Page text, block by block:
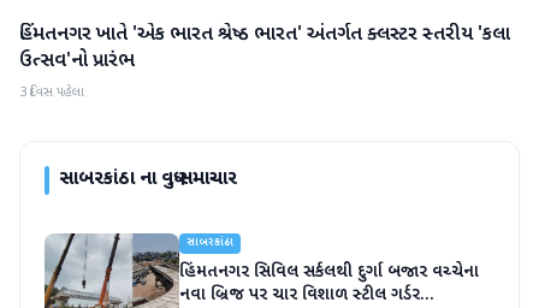
સાબરકાંઠા
હિંમતનગર ખાતે 'એક ભારત શ્રેષ્ઠ ભારત' અંતર્ગત ક્લસ્ટર સ્તરીય 'કલા
ઉત્સવ'નો પ્રારંભ
3 દિવસ પહેલા
સાબરકાંઠાના વધુ સમાચાર
સાબરકાંઠા
હિંમતનગર સિવિલ સર્કલથી દુર્ગા બજાર વચ્ચેના
નવા બ્રિજ પર ચાર વિશાળ સ્ટીલ ગર્ડર